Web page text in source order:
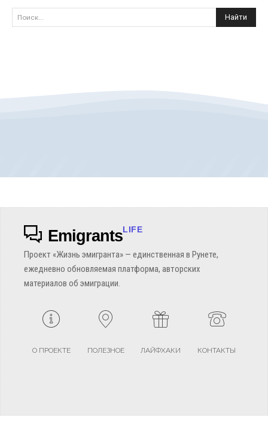
Поиск... Найти
EmigrantsLIFE
Проект «Жизнь эмигранта» — единственная в Рунете,
ежедневно обновляемая платформа, авторских
материалов об эмиграции.
О ПРОЕКТЕ ПОЛЕЗНОЕ ЛАЙФХАКИ КОНТАКТЫ